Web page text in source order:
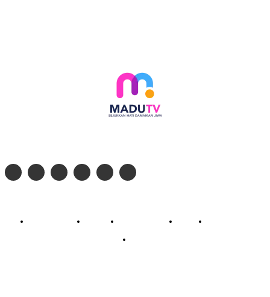
Profil Madu TV Redaksi Pedoman Siber Kontak